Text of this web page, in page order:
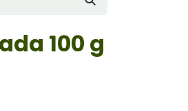
100 g